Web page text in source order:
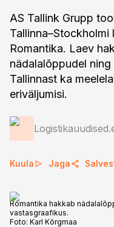
AS Tallink Grupp
Tallinna–Stockholmi
Romantika. Laev
nädalalõppudel
Tallinnast ka
eriväljumisi.
Kuula Jaga
Romantika hakkab
vastasgraafikus.
Foto: Karl Kõrgmaa